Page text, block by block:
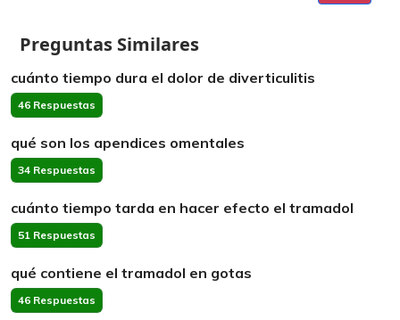
Preguntas Similares
cuánto tiempo dura el dolor de diverticulitis
46 Respuestas
qué son los apendices omentales
34 Respuestas
cuánto tiempo tarda en hacer efecto el tramadol
51 Respuestas
qué contiene el tramadol en gotas
46 Respuestas